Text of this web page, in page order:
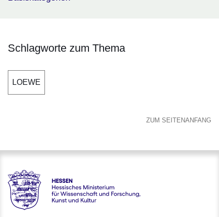
Schlagworte zum Thema
LOEWE
ZUM SEITENANFANG
Hessen - Hessisches Ministerium für Wissenschaft und